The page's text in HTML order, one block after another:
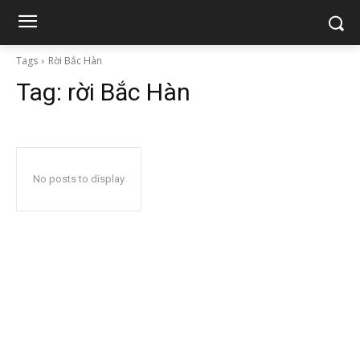
Tags Rời Bắc Hàn
Tag: rời Bắc Hàn
No posts to display